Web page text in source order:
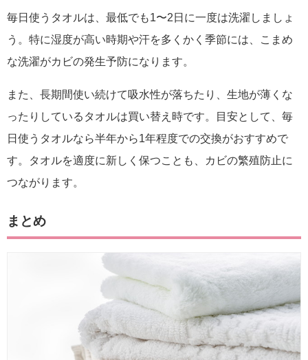
毎日使うタオルは、最低でも1〜2日に一度は洗濯しましょ
う。特に湿度が高い時期や汗を多くかく季節には、こまめ
な洗濯がカビの発生予防になります。
また、長期間使い続けて吸水性が落ちたり、生地が薄くな
ったりしているタオルは買い替え時です。目安として、毎
日使うタオルなら半年から1年程度での交換がおすすめで
す。タオルを適度に新しく保つことも、カビの繁殖防止に
つながります。
まとめ